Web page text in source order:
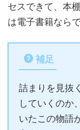
セスできて、本
は電子書籍なら
補足
詰まりを見抜
していくのか
いたこの物語